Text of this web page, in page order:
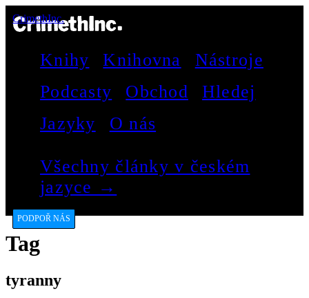
CrimethInc.
Knihy Knihovna
Nástroje
Podcasty
Obchod
Hledej
Jazyky
O nás
Všechny články v českém
jazyce →
PODPOŘ NÁS
Tag
tyranny